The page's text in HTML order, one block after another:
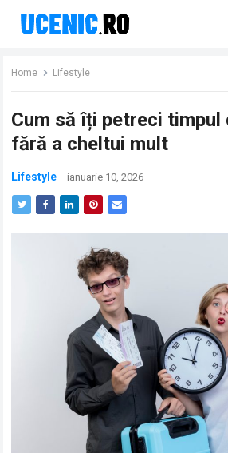
Home Lifestyle
Cum să îți petreci timpul
fără a cheltui mult
Lifestyle ianuarie 10, 2026 ·